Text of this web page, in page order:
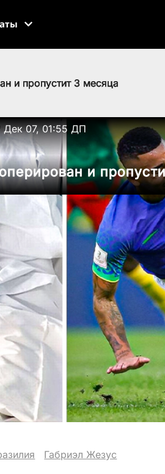
и пропустит 3 месяца
Дек 07, 01:55 ДП
и
Габриэл Жезус